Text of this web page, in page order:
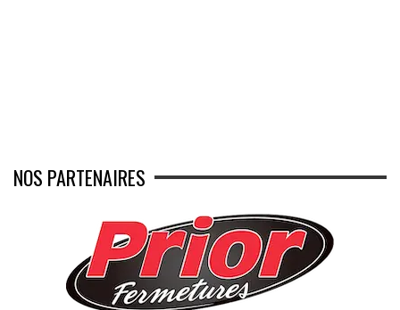
NOS PARTENAIRES